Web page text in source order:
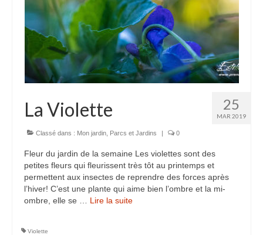
Val de Saône
Montagne
Bugey
Chartreuse
Haut-Languedoc
Jura
Mercantour
Rémuzat
Vanoise
25
MAR 2019
La Violette
Classé dans : Mon jardin Parcs et Jardins | 0
Fleur du jardin de la semaine Les violettes sont des
petites fleurs qui fleurissent très tôt au printemps et
permettent aux insectes de reprendre des forces après
l’hiver! C’est une plante qui aime bien l’ombre et la mi-
ombre, elle se … Lire la suite­­
Violette